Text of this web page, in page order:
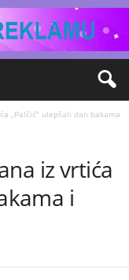
„Palčić” ulepšali dan bakama
iz vrtića
i